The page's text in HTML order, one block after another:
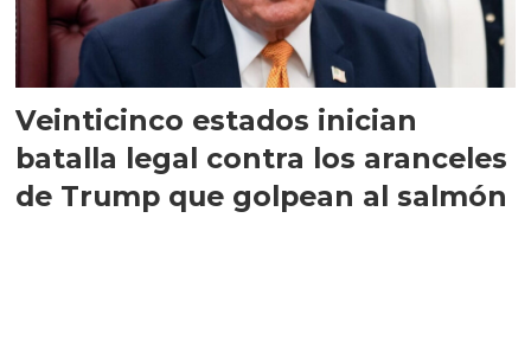
Veinticinco estados inician
batalla legal contra los aranceles
de Trump que golpean al salmón